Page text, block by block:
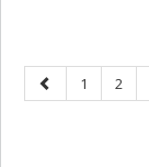
Page
précédente
Page
1 Page
2